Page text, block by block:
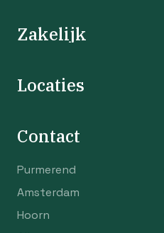
Zakelijk
Locaties
Contact
Purmerend
Amsterdam
Hoorn